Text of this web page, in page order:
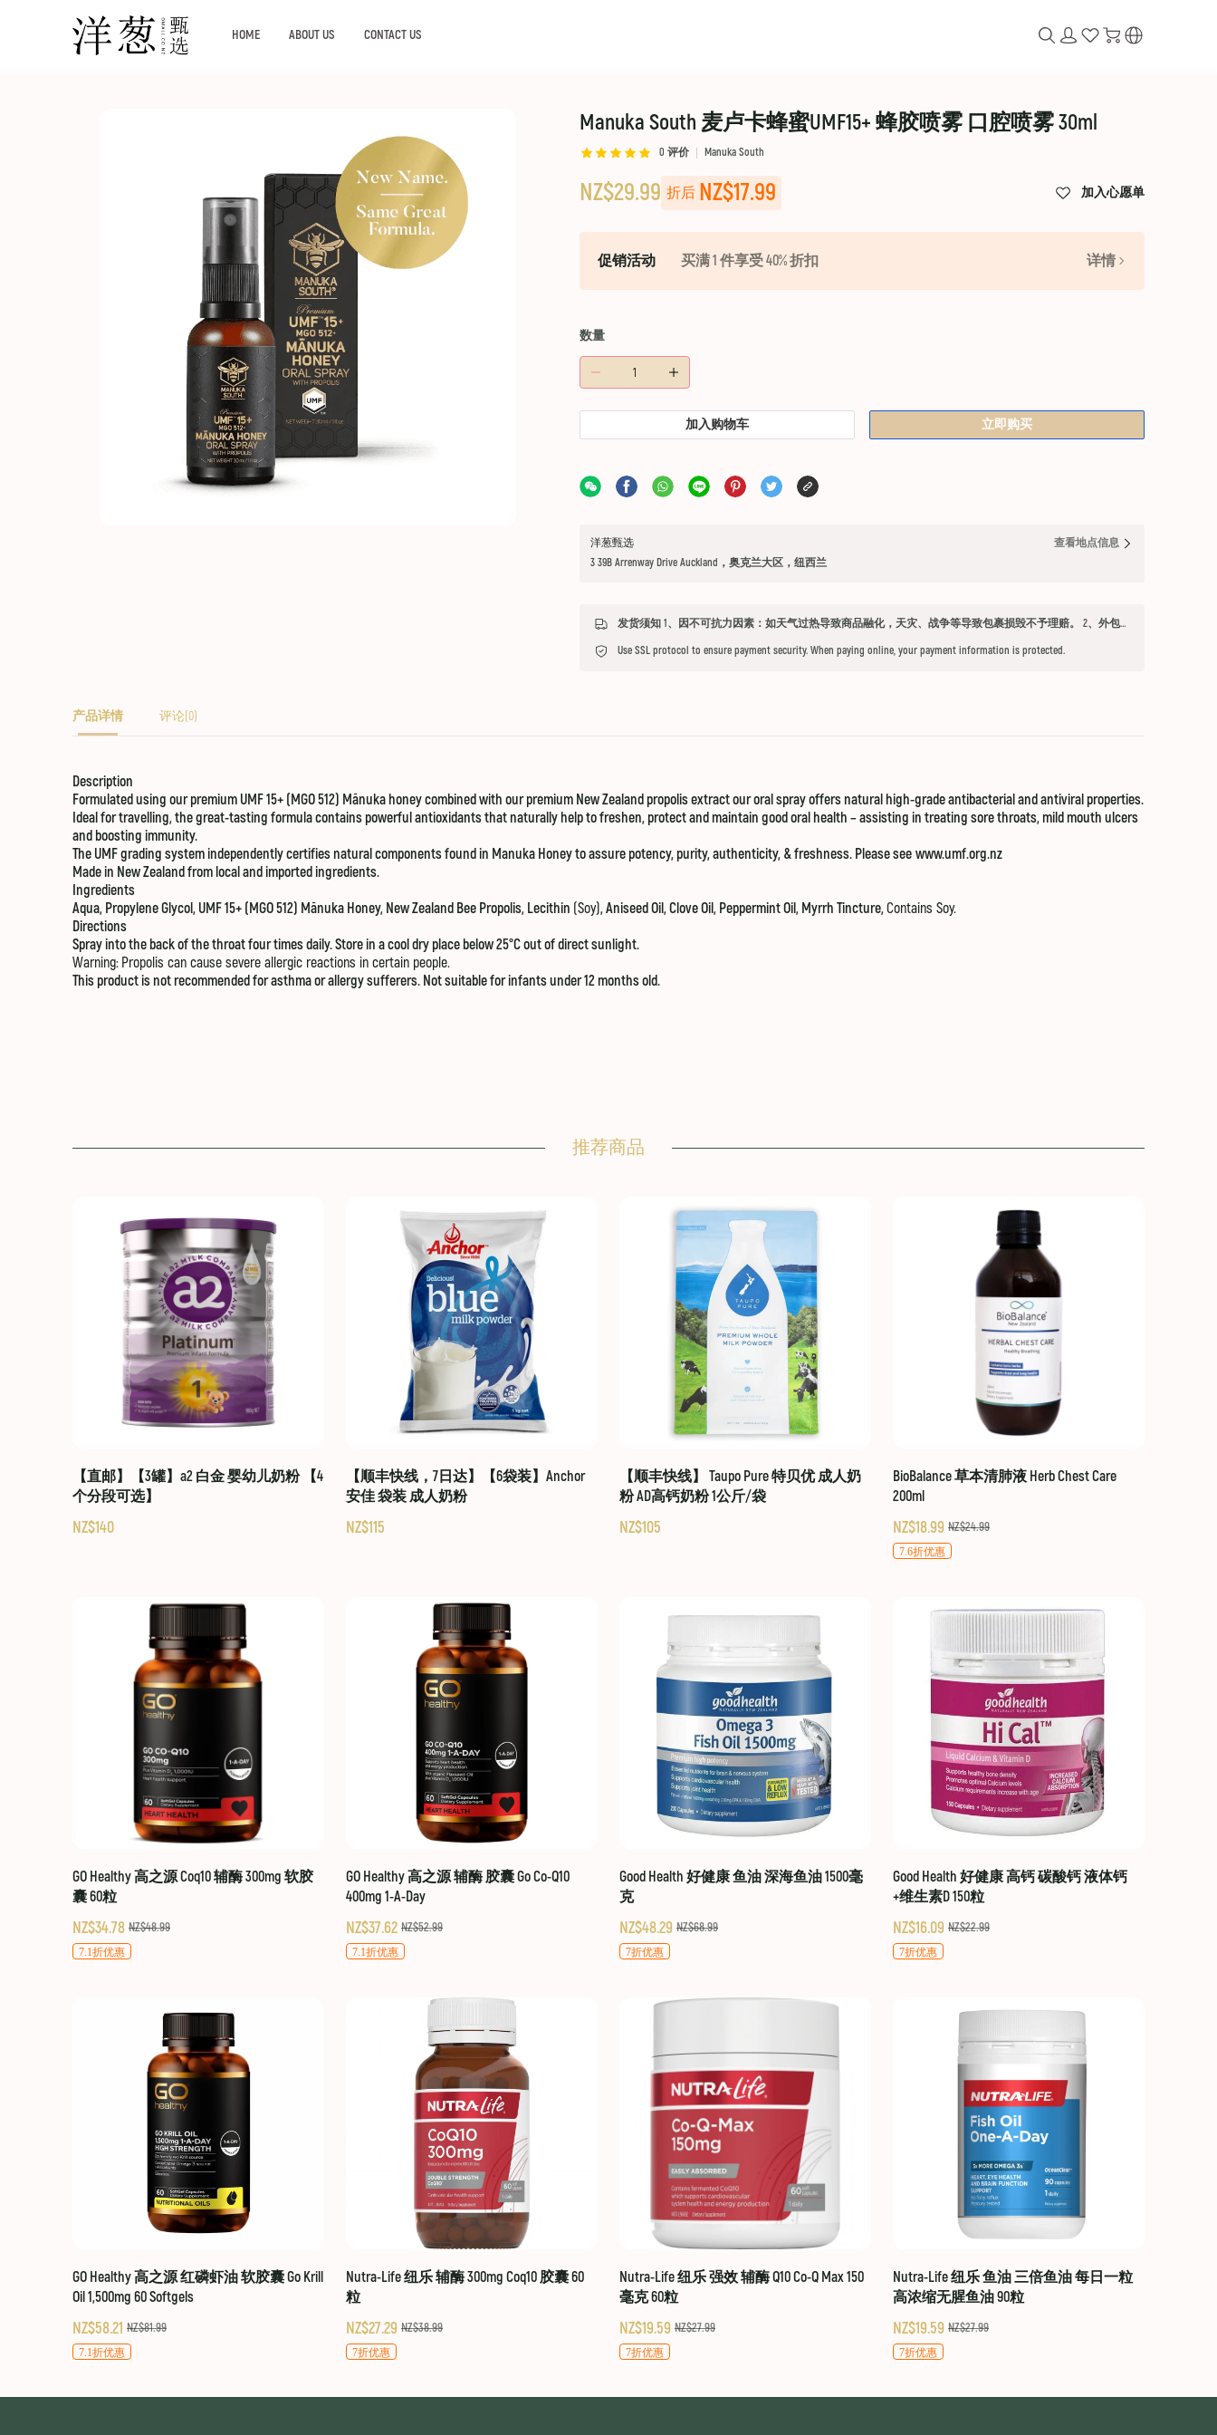
HOME ABOUT US CONTACT US
Manuka South 麦卢卡蜂蜜UMF15+ 蜂胶喷雾 口腔喷雾 30ml
0 评价 Manuka South
NZ$29.99 折后 NZ$17.99 加入心愿单
促销活动 买满 1 件享受 40% 折扣 详情
数量
加入购物车 立即购买
洋葱甄选
3 39B Arrenway Drive Auckland，奥克兰大区，纽西兰
查看地点信息
发货须知 1、因不可抗力因素：如天气过热导致商品融化，天灾、战争等导致包裹损毁不予理赔。 2、外包装箱完好，保健品内件胶囊破损、杂货等漏液问题不予赔付。 3、铁元，小安素，酵素液，玻璃瓶食用油，粉盐，会包泡泡纸，按照高要求打包，有爆罐、漏液均不予以理赔。 4、超过受理时限（签收后三天内未联系客服将不能申请售后） 5、首重不足1kg的包裹按1kg收费。 6、根据海关要求，海外直邮及保税仓产品必须提交收件人身份证信息（收件人姓名必须与上传身份证信息一致），否则将无法出库发货。 7、由于海外直邮产品路途遥远，在高温等不可控情况下，糖果、巧克力、口红、软胶囊会有软化变形的现象，建议收到产品后放入冰箱内冷却1-2小时再打开。
Use SSL protocol to ensure payment security. When paying online, your payment information is protected.
产品详情 评论(0)
Description
Formulated using our premium UMF 15+ (MGO 512) Mānuka honey combined with our premium New Zealand propolis extract our oral spray offers natural high-grade antibacterial and antiviral properties.
Ideal for travelling, the great-tasting formula contains powerful antioxidants that naturally help to freshen, protect and maintain good oral health – assisting in treating sore throats, mild mouth ulcers
and boosting immunity.
The UMF grading system independently certifies natural components found in Manuka Honey to assure potency, purity, authenticity, & freshness. Please see www.umf.org.nz
Made in New Zealand from local and imported ingredients.
Ingredients
Aqua, Propylene Glycol, UMF 15+ (MGO 512) Mānuka Honey, New Zealand Bee Propolis, Lecithin (Soy), Aniseed Oil, Clove Oil, Peppermint Oil, Myrrh Tincture,Contains Soy.
Directions
Spray into the back of the throat four times daily. Store in a cool dry place below 25°C out of direct sunlight.
Warning: Propolis can cause severe allergic reactions in certain people.
This product is not recommended for asthma or allergy sufferers. Not suitable for infants under 12 months old.
推荐商品
【直邮】【3罐】a2 白金 婴幼儿奶粉 【4
个分段可选】
NZ$140
【顺丰快线，7日达】【6袋装】Anchor
安佳 袋装 成人奶粉
NZ$115
【顺丰快线】 Taupo Pure 特贝优 成人奶
粉 AD高钙奶粉 1公斤/袋
NZ$105
BioBalance 草本清肺液 Herb Chest Care
200ml
NZ$18.99 NZ$24.99
7.6折优惠
GO Healthy 高之源 Coq10 辅酶 300mg 软胶
囊 60粒
NZ$34.78 NZ$48.99
7.1折优惠
GO Healthy 高之源 辅酶 胶囊 Go Co-Q10
400mg 1-A-Day
NZ$37.62 NZ$52.99
7.1折优惠
Good Health 好健康 鱼油 深海鱼油 1500毫
克
NZ$48.29 NZ$68.99
7折优惠
Good Health 好健康 高钙 碳酸钙 液体钙
+维生素D 150粒
NZ$16.09 NZ$22.99
7折优惠
GO Healthy 高之源 红磷虾油 软胶囊 Go Krill
Oil 1,500mg 60 Softgels
NZ$58.21 NZ$81.99
7.1折优惠
Nutra-Life 纽乐 辅酶 300mg Coq10 胶囊 60
粒
NZ$27.29 NZ$38.99
7折优惠
Nutra-Life 纽乐 强效 辅酶 Q10 Co-Q Max 150
毫克 60粒
NZ$19.59 NZ$27.99
7折优惠
Nutra-Life 纽乐 鱼油 三倍鱼油 每日一粒
高浓缩无腥鱼油 90粒
NZ$19.59 NZ$27.99
7折优惠